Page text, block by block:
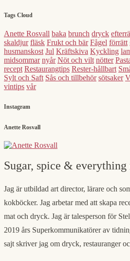
Tags Cloud
Anette Rosvall baka brunch dryck
skaldjur fläsk Frukt och bär Fågel förrätt
husmanskost Jul Kräftskiva Kyckling
midsommar nyår Nöt och vilt nötter
recept Restaurangtips Rester-hållbart
Sylt och Saft Sås och tillbehör sötsaker
vintips vår
Instagram
Anette Rosvall
Sugar, spice & everything
Jag är utbildad art director, lärare och
kokböcker. Jag arbetar med att skapa
mat och dryck. Jag är talesperson för
2019 års Superkommunikatörer av
sajt skriver jag om dryck, restauranger